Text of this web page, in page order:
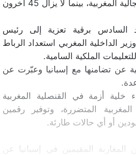
وفاة شخص واحد من الجالية المغربية، بينما لا يزال 45 آخرون
برقية تعزية إلى رئيس
الداخلية المغربي استعداد الرباط
الملكية السامية.
عن تضامنها مع إسبانيا وعبّرت عن
خلية أزمة في القنصلية المغربية
المغربية المتضررة، وتوفير رقمين
أو أي حالات طارئة.
المغاربة المقيمين في إسبانيا عن